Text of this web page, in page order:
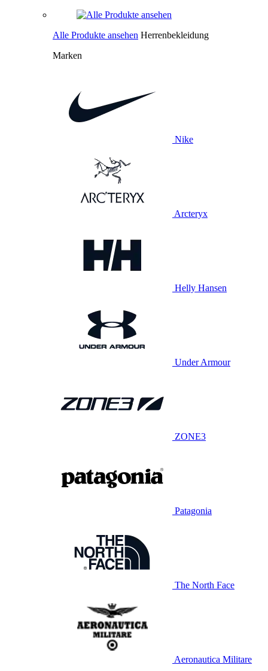
Alle Produkte ansehen Herrenbekleidung
Marken
Nike
Arcteryx
Helly Hansen
Under Armour
ZONE3
Patagonia
The North Face
Aeronautica Militare